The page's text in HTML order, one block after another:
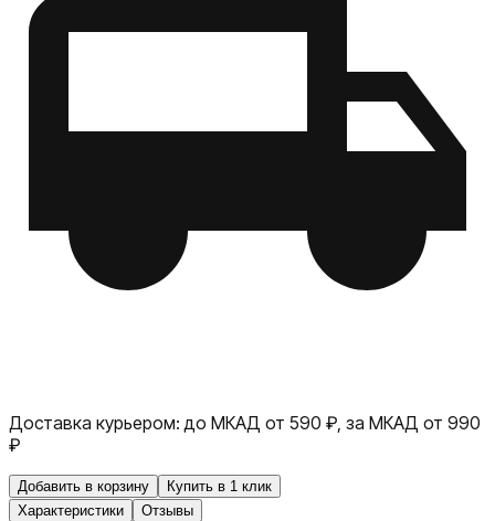
Доставка курьером: до МКАД от 590 ₽, за МКАД от 990
₽
Добавить в корзину
Купить в 1 клик
Характеристики
Отзывы